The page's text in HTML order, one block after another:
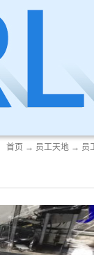
首页 → 员工天地 → 员